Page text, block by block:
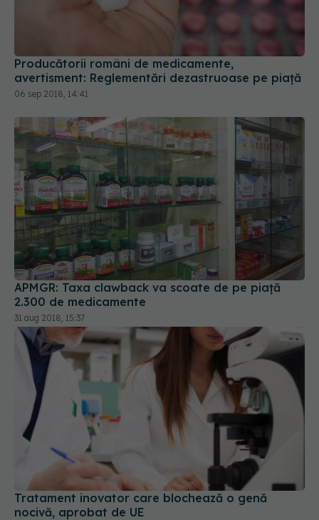
Producătorii români de medicamente,
avertisment: Reglementări dezastruoase pe piață
06 sep 2018, 14:41
APMGR: Taxa clawback va scoate de pe piață
2.300 de medicamente
31 aug 2018, 15:37
Tratament inovator care blochează o genă
nocivă, aprobat de UE